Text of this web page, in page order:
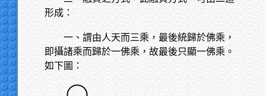
形成：
一、謂由人天而三乘，最後統歸於佛乘，
即攝諸乘而歸於一佛乘，故最後只顯一佛乘。
如下圖：